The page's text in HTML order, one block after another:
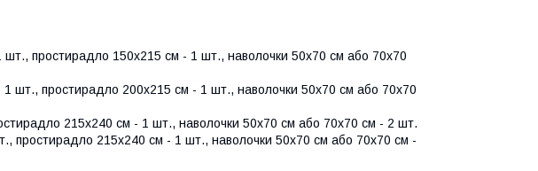
шт., простирадло 150х215 см - 1 шт., наволочки 50х70 см або 70х70
1 шт., простирадло 200х215 см - 1 шт., наволочки 50х70 см або 70х70
215х240 см - 1 шт., наволочки 50х70 см або 70х70 см - 2 шт.
простирадло 215х240 см - 1 шт., наволочки 50х70 см або 70х70 см -